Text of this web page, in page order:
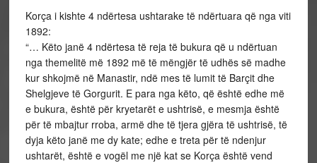
Korça i kishte 4 ndërtesa ushtarake të ndërtuara që nga viti
1892:
“… Këto janë 4 ndërtesa të reja të bukura që u ndërtuan
nga themelitë më 1892 më të mëngjër të udhës së madhe
kur shkojmë në Manastir, ndë mes të lumit të Barçit dhe
Shelgjeve të Gorgurit. E para nga këto, që është edhe më
e bukura, është për kryetarët e ushtrisë, e mesmja është
për të mbajtur rroba, armë dhe të tjera gjëra të ushtrisë, të
dyja këto janë me dy kate; edhe e treta për të ndenjur
ushtarët, është e vogël me një kat se Korça është vend